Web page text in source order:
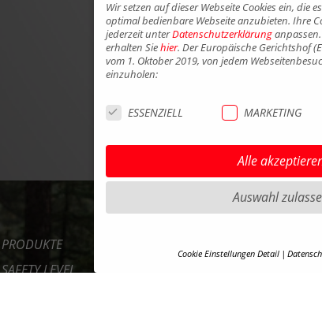
PRODUKTE
SAFETY LEVEL
Wir setzen auf dieser Webseite Cookies ein, die
optimal bedienbare Webseite anzubieten. Ihre
jederzeit unterDatenschutzerklärung
erhalten Siehier. Der Europäische Gerichtshof
vom 1. Oktober 2019, von jedem
einzuholen:
ESSENZIELL MARKETING
Alle
Auswahl
Cookie Einstellungen Detail